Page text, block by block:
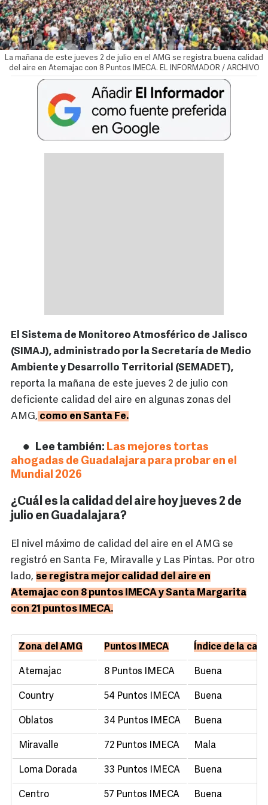
La mañana de este jueves 2 de julio en el AMG se registra buena calidad
del aire en Atemajac con 8 Puntos IMECA. EL INFORMADOR / ARCHIVO
El Sistema de Monitoreo Atmosférico de Jalisco
(SIMAJ), administrado por la Secretaría de Medio
Ambiente y Desarrollo Territorial (SEMADET),
reporta la mañana de este jueves 2 de julio con
deficiente calidad del aire en algunas zonas del
AMG, como en Santa Fe.
Lee también: Las mejores tortas
ahogadas de Guadalajara para probar en el
Mundial 2026
¿Cuál es la calidad del aire hoy jueves 2 de
julio en Guadalajara?
El nivel máximo de calidad del aire en el AMG se
registró en Santa Fe, Miravalle y Las Pintas. Por otro
lado, se registra mejor calidad del aire en
Atemajac con 8 puntos IMECA y Santa Margarita
con 21 puntos IMECA.
Zona del AMG Puntos IMECA Índice de la
Atemajac 8 Puntos IMECA Buena
Country 54 Puntos IMECA Buena
Oblatos 34 Puntos IMECA Buena
Miravalle 72 Puntos IMECA Mala
Loma Dorada 33 Puntos IMECA Buena
Centro 57 Puntos IMECA Buena